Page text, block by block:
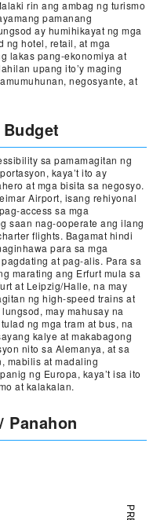
rin ang ambag ng turismo
pamanang
ay humihikayat ng mga
ng hotel, retail, at mga
lakas pang-ekonomiya at
upang ito’y maging
negosyante, at
sa pamamagitan ng
kaya’t ito ay
at mga bisita sa negosyo.
Airport, isang rehiyonal
access sa mga
saan nag-ooperate ang ilang
flights. Bagamat hindi
para sa mga
at pag-alis. Para sa
marating ang Erfurt mula sa
at Leipzig/Halle, na may
ng high-speed trains at
may mahusay na
ng mga tram at bus, na
kalye at makabagong
nito sa Alemanya, at sa
mabilis at madaling
ng Europa, kaya’t isa ito
at kalakalan.
Panahon